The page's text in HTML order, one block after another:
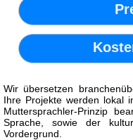
Wir übersetzen
Ihre Projekte werden lokal
Muttersprachler-Prinzip
Sprache, sowie der
Vordergrund.